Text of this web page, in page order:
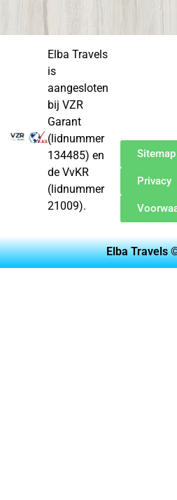
Elba Travels
is
aangesloten
bij VZR
Garant
(lidnummer
134485) en
de VvKR
(lidnummer
21009).
Sitemap
Privacy
Elba Travels